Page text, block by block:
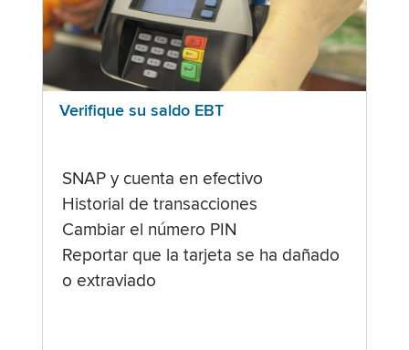
Verifique su saldo EBT
SNAP y cuenta en efectivo
Historial de transacciones
Cambiar el número PIN
Reportar que la tarjeta se ha dañado
o extraviado